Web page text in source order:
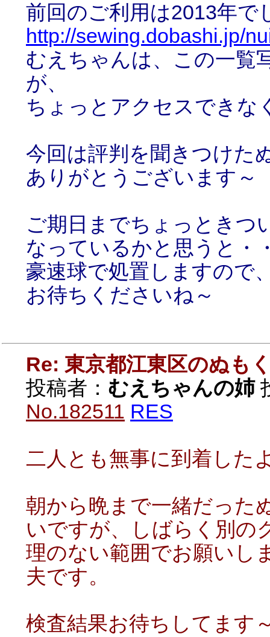
前回のご利用は2013年で
http://sewing.dobashi.jp/
むえちゃんは、この一覧
が、
ちょっとアクセスできな
今回は評判を聞きつけた
ありがとうございます～
ご期日までちょっときつ
なっているかと思うと・
豪速球で処置しますので
お待ちくださいね～
Re: 東京都江東区のぬも
投稿者： むえちゃんの姉
No.182511 RES
二人とも無事に到着した
朝から晩まで一緒だった
いですが、しばらく別の
理のない範囲でお願いし
夫です。
検査結果お待ちしてます